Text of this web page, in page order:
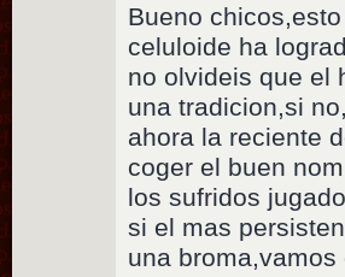
Bueno
celuloide ha
no olvideis que el
una tradicion,si
ahora la reciente
coger el buen
los sufridos
si el mas
una